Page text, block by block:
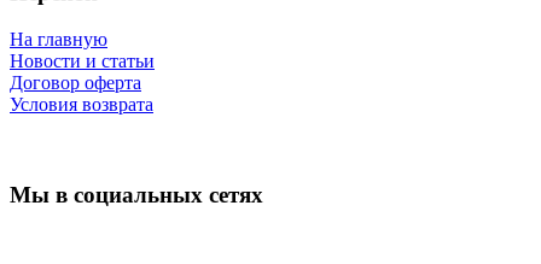
На главную
Новости и статьи
Договор оферта
Условия возврата
Мы в социальных сетях